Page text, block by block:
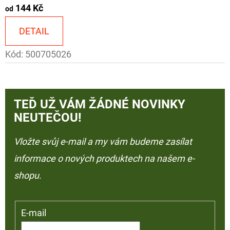
od 144 Kč
DETAIL
Kód: 500705026
TEĎ UŽ VÁM ŽÁDNÉ NOVINKY
NEUTEČOU!
Vložte svůj e-mail a my vám budeme zasílat
informace o nových produktech na našem e-
shopu.
E-mail